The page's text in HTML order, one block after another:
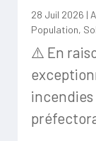
28 Juil 2026 |
Population,
⚠️ En